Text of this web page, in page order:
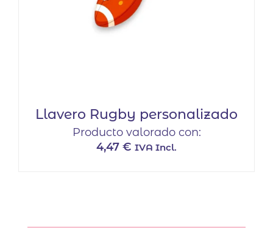
Llavero Rugby personalizado
Producto valorado con:
4,47 € IVA Incl.